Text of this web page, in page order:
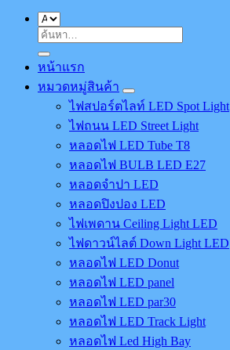
ค้นหา:
หน้าแรก
หมวดหมู่สินค้า
ไฟสปอร์ตไลท์ LED Spot Light
ไฟถนน LED Street Light
หลอดไฟ LED Tube T8
หลอดไฟ BULB LED E27
หลอดจำปา LED
หลอดปิงปอง LED
ไฟเพดาน Ceiling Light LED
ไฟดาวน์ไลต์ Down Light LED
หลอดไฟ LED Donut
หลอดไฟ LED panel
หลอดไฟ LED par30
หลอดไฟ LED Track Light
หลอดไฟ Led High Bay